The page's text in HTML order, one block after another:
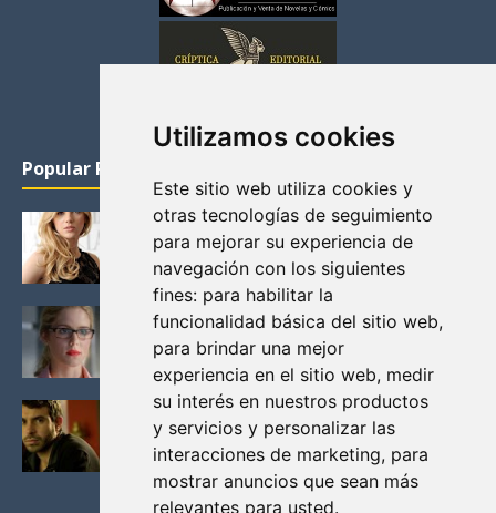
Utilizamos cookies
Este sitio web utiliza cookies y
otras tecnologías de seguimiento
para mejorar su experiencia de
navegación con los siguientes
fines: para habilitar la
funcionalidad básica del sitio web,
para brindar una mejor
experiencia en el sitio web, medir
su interés en nuestros productos
y servicios y personalizar las
interacciones de marketing, para
mostrar anuncios que sean más
relevantes para usted.
Popular Posts
KATHERYN WINNICK: LA ACTRIZ MAS GUAPA DE
VIKINGOS
Junio 14, 2013
FELICITY (EMILY BETT RICKARDS), LAS FOTOS
MAS BONITAS DE LA ALIADA DE ARROW
Noviembre 30, 2013
BLACK MIRROR: TODA TU HISTORIA. EPISODIO 3.
LA CRITICA
Mayo 17, 2012